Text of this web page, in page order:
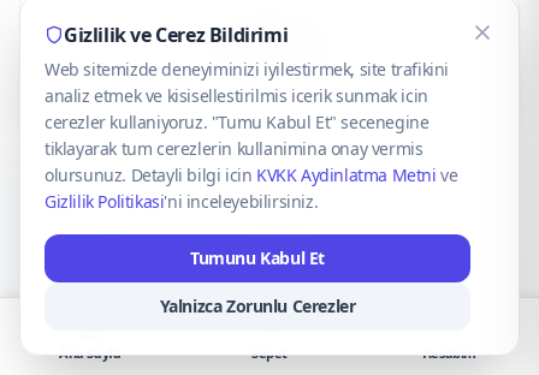
CaseOnn
© 2025 CaseOnn. Tüm hakları saklıdır.
VISA Mastercard
Gizlilik ve Cerez Bildirimi
Web sitemizde deneyiminizi iyilestirmek, site trafikini
analiz etmek ve kisisellestirilmis icerik sunmak icin
cerezler kullaniyoruz. "Tumu Kabul Et" secenegine
tiklayarak tum cerezlerin kullanimina onay vermis
olursunuz. Detayli bilgi icin KVKK Aydinlatma Metni ve
Gizlilik Politikasi'ni inceleyebilirsiniz.
Tumunu Kabul Et
Yalnizca Zorunlu Cerezler
Ana Sayfa Sepet Hesabım